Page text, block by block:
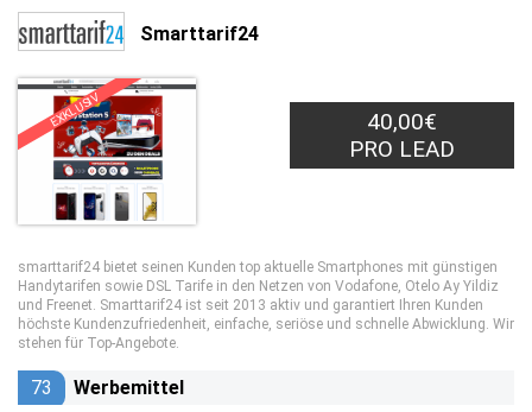
Smarttarif24
EXKLUSIV
40,00€
PRO LEAD
smarttarif24 bietet seinen Kunden top aktuelle Smartphones mit günstigen
Handytarifen sowie DSL Tarife in den Netzen von Vodafone, Otelo Ay Yildiz
und Freenet. Smarttarif24 ist seit 2013 aktiv und garantiert Ihren Kunden
höchste Kundenzufriedenheit, einfache, seriöse und schnelle Abwicklung. Wir
stehen für Top-Angebote.
73 Werbemittel